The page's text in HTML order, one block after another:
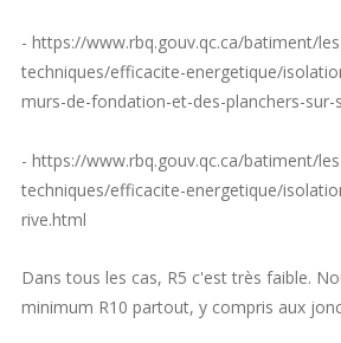
- https://www.rbq.gouv.qc.ca/batiment/
techniques/efficacite-energetique/
murs-de-fondation-et-des-planchers-sur-
- https://www.rbq.gouv.qc.ca/batiment/
techniques/efficacite-energetique/
rive.html
Dans tous les cas, R5 c'est très faible.
minimum R10 partout, y compris aux